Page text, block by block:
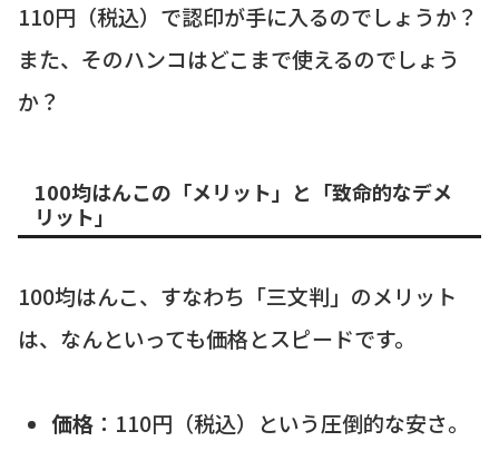
110円（税込）で認印が手に入るのでしょうか？
また、そのハンコはどこまで使えるのでしょう
か？
100均はんこの「メリット」と「致命的なデメ
リット」
100均はんこ、すなわち「三文判」のメリット
は、なんといっても価格とスピードです。
価格：110円（税込）という圧倒的な安さ。